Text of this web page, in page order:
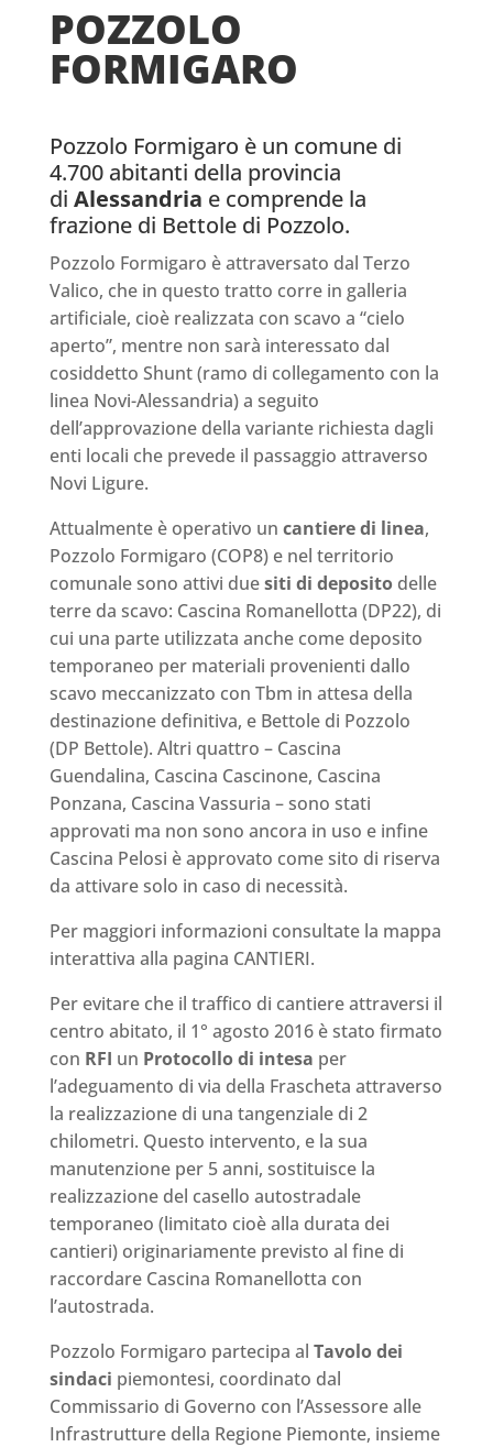
POZZOLO
FORMIGARO
Pozzolo Formigaro è un comune di
4.700 abitanti della provincia
di Alessandria e comprende la
frazione di Bettole di Pozzolo.
Pozzolo Formigaro è attraversato dal Terzo
Valico, che in questo tratto corre in galleria
artificiale, cioè realizzata con scavo a “cielo
aperto”, mentre non sarà interessato dal
cosiddetto Shunt (ramo di collegamento con la
linea Novi-Alessandria) a seguito
dell’approvazione della variante richiesta dagli
enti locali che prevede il passaggio attraverso
Novi Ligure.
Attualmente è operativo un cantiere di linea,
Pozzolo Formigaro (COP8) e nel territorio
comunale sono attivi duesiti di deposito delle
terre da scavo: Cascina Romanellotta (DP22), di
cui una parte utilizzata anche come deposito
temporaneo per materiali provenienti dallo
scavo meccanizzato con Tbm in attesa della
destinazione definitiva, e Bettole di Pozzolo
(DP Bettole). Altri quattro – Cascina
Guendalina, Cascina Cascinone, Cascina
Ponzana, Cascina Vassuria – sono stati
approvati ma non sono ancora in uso e infine
Cascina Pelosi è approvato come sito di riserva
da attivare solo in caso di necessità.
Per maggiori informazioni consultate la mappa
interattiva alla pagina CANTIERI.
Per evitare che il traffico di cantiere attraversi il
centro abitato, il 1° agosto 2016 è stato firmato
con RFI un Protocollo di intesa per
l’adeguamento di via della Frascheta attraverso
la realizzazione di una tangenziale di 2
chilometri. Questo intervento, e la sua
manutenzione per 5 anni, sostituisce la
realizzazione del casello autostradale
temporaneo (limitato cioè alla durata dei
cantieri) originariamente previsto al fine di
raccordare Cascina Romanellotta con
l’autostrada.
Pozzolo Formigaro partecipa al Tavolo dei
sindaci piemontesi, coordinato dal
Commissario di Governo con l’Assessore alle
Infrastrutture della Regione Piemonte, insieme